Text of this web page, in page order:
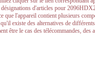
désignations d'articles pour
que l'appareil contient plusieurs
existe des alternatives de
être le cas des télécommandes, des